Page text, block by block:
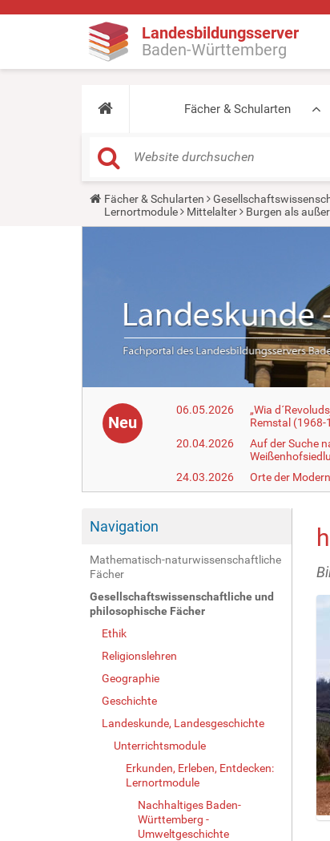
Landesbildungsserver
Baden-Württemberg
Fächer & Schularten
Y
u
Fächer & Schularten
Lernortmodule
Mittelalter Burgen als
Neu
06.05.2026
„Wia
Remstal (1968-
20.04.2026
Auf der Suche
24.03.2026
Orte der
Navigation
Mathematisch-naturwissenschaftliche
Fächer
Gesellschaftswissenschaftliche und
philosophische Fächer
Ethik
Religionslehren
Geographie
Geschichte
Landeskunde, Landesgeschichte
Unterrichtsmodule
Erkunden, Erleben, Entdecken:
Lernortmodule
Nachhaltiges Baden-
Württemberg -
Umweltgeschichte